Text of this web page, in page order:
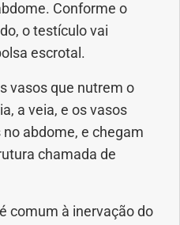
Conforme o
o testículo vai
escrotal.
vasos que nutrem o
a veia, e os vasos
abdome, e chegam
chamada de
comum à inervação do